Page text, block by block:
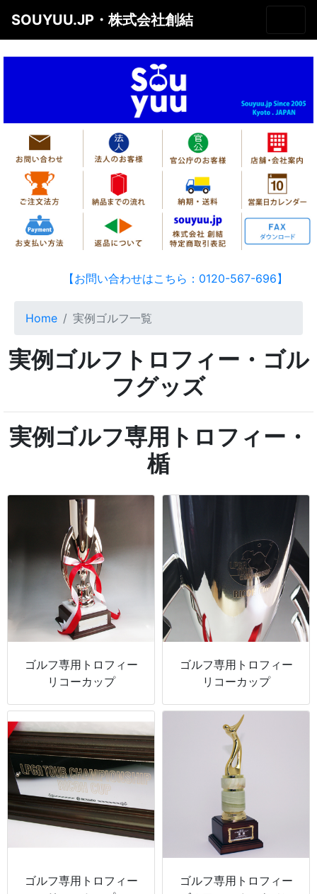
SOUYUU.JP・株式会社創結
【お問い合わせはこちら：0120-567-696】
Home 実例ゴルフ一覧
実例ゴルフトロフィー・ゴル
フグッズ
実例ゴルフ専用トロフィー・
楯
ゴルフ専用トロフィー
リコーカップ
ゴルフ専用トロフィー
リコーカップ
ゴルフ専用トロフィー
ゴルフ専用トロフィー